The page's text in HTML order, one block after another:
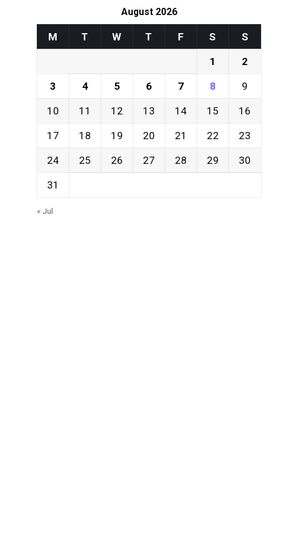
August 2026
M T W T F S S
1 2
3 4 5 6 7 8 9
10 11 12 13 14 15 16
17 18 19 20 21 22 23
24 25 26 27 28 29 30
31
« Jul